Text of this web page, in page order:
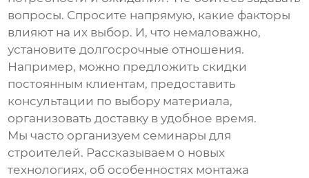
вопросы. Спросите напрямую, какие факторы
влияют на их выбор. И, что немаловажно,
установите долгосрочные отношения.
Например, можно предложить скидки
постоянным клиентам, предоставить
консультации по выбору материала,
организовать доставку в удобное время.
Мы часто организуем семинары для
строителей. Рассказываем о новых
технологиях, об особенностях монтажа